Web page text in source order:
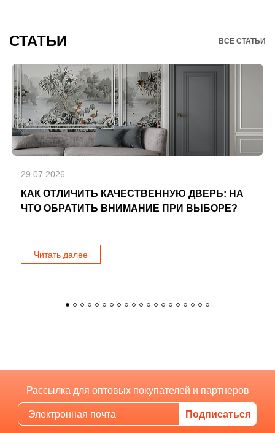
СТАТЬИ ВСЕ СТАТЬИ
29.07.2026
КАК ОТЛИЧИТЬ КАЧЕСТВЕННУЮ ДВЕРЬ: НА
ЧТО ОБРАТИТЬ ВНИМАНИЕ ПРИ ВЫБОРЕ?
Читать далее
Рассылка для оптовых покупателей и партнеров